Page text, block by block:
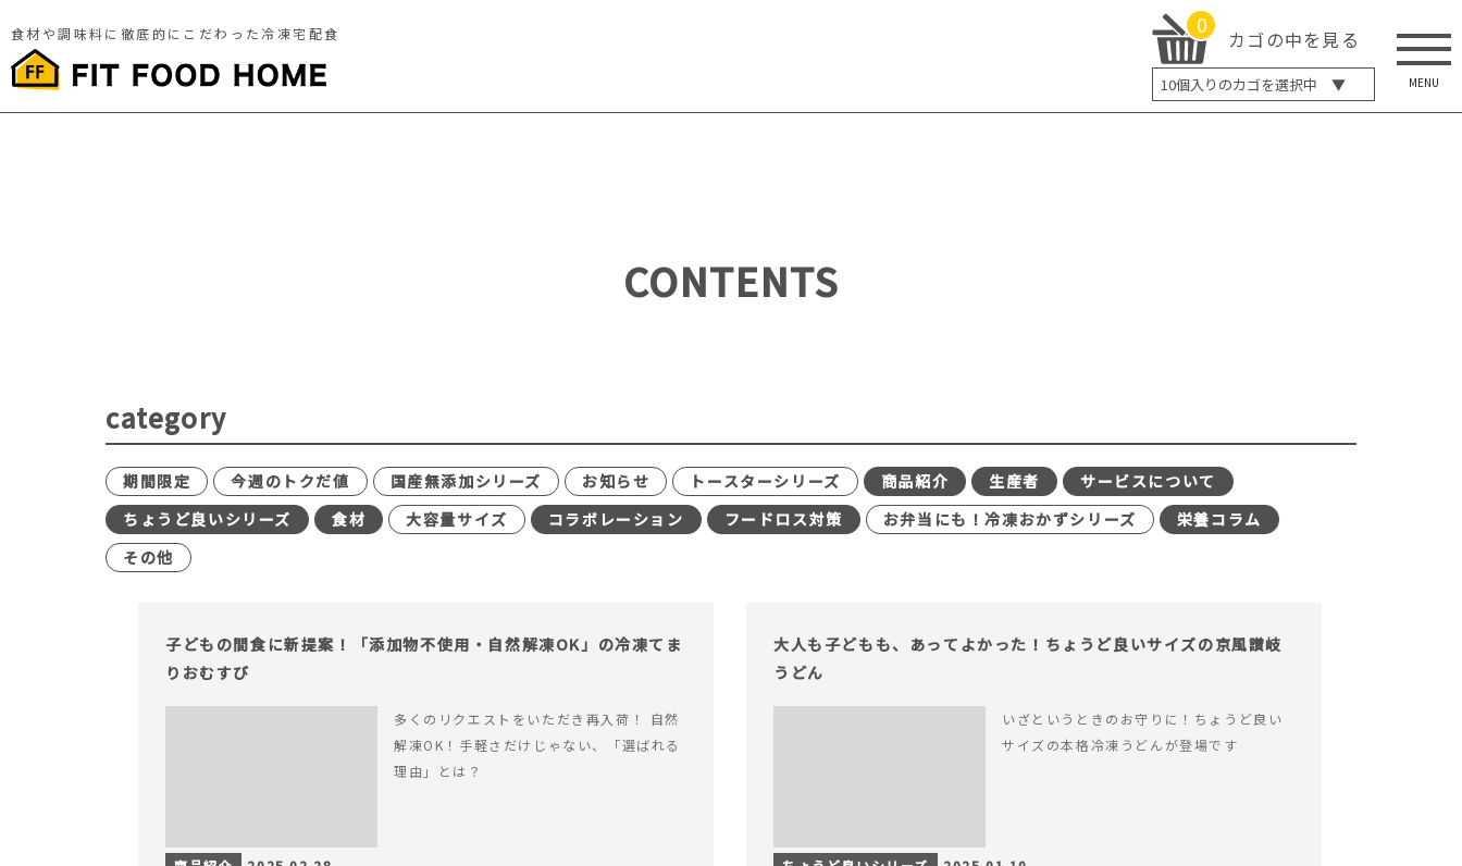
食材や調味料に徹底的にこだわった冷凍宅配食 0
カゴの中を見る
10個入りのカゴを選択中 ▼
5個入り
MENU
CONTENTS
category
期間限定 今週のトクだ値 国産無添加シリーズ お知らせ トースターシリーズ 商品紹介 生産者
サービスについて
ちょうど良いシリーズ
食材 大容量サイズ コラボレーション フードロス対策 お弁当にも！冷凍おかずシリーズ
栄養コラム
その他
子どもの間食に新提案！「添加物不使用・自然解凍OK」の冷凍てま
りおむすび
多くのリクエストをいただき再入荷！ 自然
解凍OK！手軽さだけじゃない、「選ばれる
理由」とは？
大人も子どもも、あってよかった！ちょうど良いサイズの京風讃岐
うどん
いざというときのお守りに！ちょうど良い
サイズの本格冷凍うどんが登場です